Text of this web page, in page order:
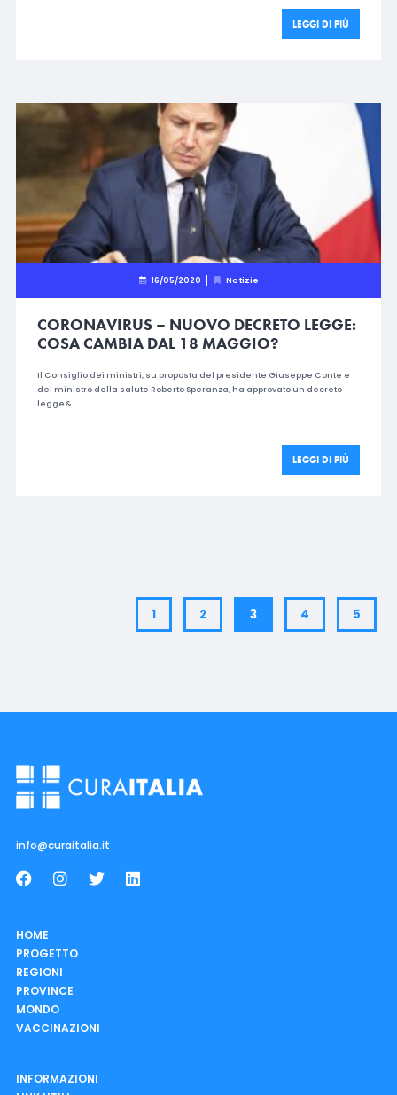
LEGGI DI PIÙ
16/05/2020 Notizie
CORONAVIRUS – NUOVO DECRETO LEGGE:
COSA CAMBIA DAL 18 MAGGIO?
Il Consiglio dei ministri, su proposta del presidente Giuseppe Conte e
del ministro della salute Roberto Speranza, ha approvato un decreto
legge& …
LEGGI DI PIÙ
1 2 3 4 5
info@curaitalia.it
HOME
PROGETTO
REGIONI
PROVINCE
MONDO
VACCINAZIONI
INFORMAZIONI